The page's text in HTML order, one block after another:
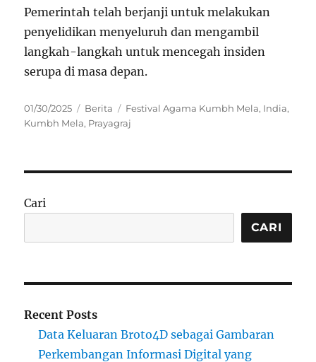
Pemerintah telah berjanji untuk melakukan
penyelidikan menyeluruh dan mengambil
langkah-langkah untuk mencegah insiden
serupa di masa depan.
Posted
on
01/30/2025 Categories
Berita Tags
Festival Agama Kumbh Mela, India,
Kumbh Mela, Prayagraj
Cari
CARI
Recent Posts
Data Keluaran Broto4D sebagai Gambaran
Perkembangan Informasi Digital yang